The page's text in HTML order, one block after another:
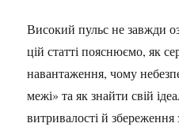
Високий пульс не завжди
цій статті пояснюємо, як
навантаження, чому
межі» та як знайти свій
витривалості й збереження